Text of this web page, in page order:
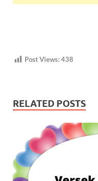
Post Views:438
RELATED POSTS